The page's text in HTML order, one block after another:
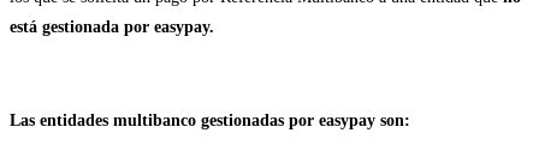
está gestionada por easypay.
Las entidades multibanco gestionadas por easypay son: